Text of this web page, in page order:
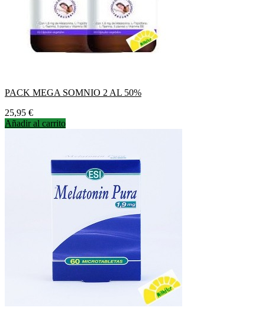
PACK MEGA SOMNIO 2 AL 50%
Precio
25,95 €
Añadir al carrito